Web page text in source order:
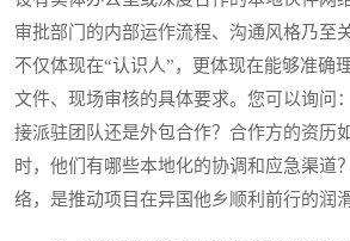
审批部门的内部运作流程、沟通风格乃至
不仅体现在“认识人”，更体现在能够准确
文件、现场审核的具体要求。您可以询问
接派驻团队还是外包合作？合作方的资历
时，他们有哪些本地化的协调和应急渠道
络，是推动项目在异国他乡顺利前行的润